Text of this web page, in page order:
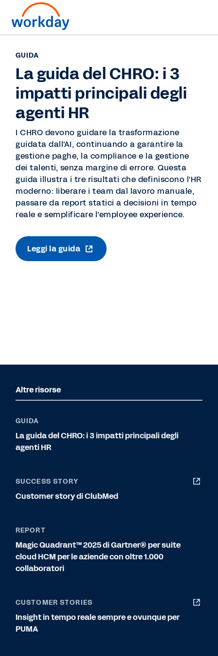
GUIDA
La guida del CHRO: i 3
impatti principali degli
agenti HR
I CHRO devono guidare la trasformazione
guidata dall'AI, continuando a garantire la
gestione paghe, la compliance e la gestione
dei talenti, senza margine di errore. Questa
guida illustra i tre risultati che definiscono l'HR
moderno: liberare i team dal lavoro manuale,
passare da report statici a decisioni in tempo
reale e semplificare l'employee experience.
Leggi la guida
Altre risorse
GUIDA
La guida del CHRO: i 3 impatti principali degli
agenti HR
SUCCESS STORY
Customer story di ClubMed
REPORT
Magic Quadrant™ 2025 di Gartner® per suite
cloud HCM per le aziende con oltre 1.000
collaboratori
CUSTOMER STORIES
Insight in tempo reale sempre e ovunque per
PUMA